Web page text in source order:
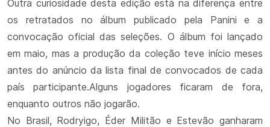
Outra curiosidade desta edição está na diferença entre
os retratados no álbum publicado pela Panini e a
convocação oficial das seleções. O álbum foi lançado
em maio, mas a produção da coleção teve início meses
antes do anúncio da lista final de convocados de cada
país participante.Alguns jogadores ficaram de fora,
enquanto outros não jogarão.
No Brasil, Rodryigo, Éder Militão e Estevão ganharam